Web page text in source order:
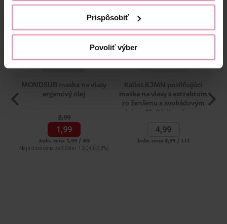
Prispôsobiť
Povoliť výber
NAŠA ZNAČKA
MONDSUB maska na vlasy
arganový olej
2,99
1,99
Jedn. cena 1,99 / KS
Najnižšia cena za 30 dní: 1,50 € (+32%)
Kallos KJMN posilňujúci
maska na vlasy s extraktom
zo ženšenu a avokádovým
olejom Multivitamín 1000
4,99
Jedn. cena 4,99 / LIT